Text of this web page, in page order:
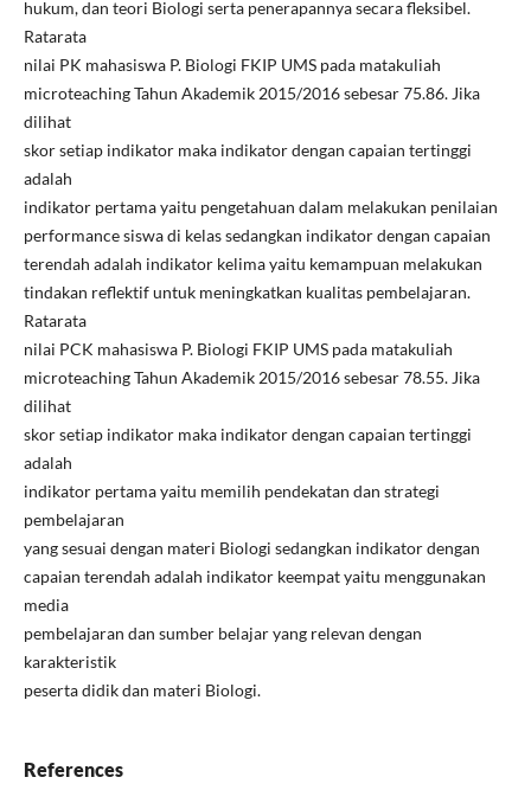
hukum, dan teori Biologi serta penerapannya secara fleksibel.
Ratarata
nilai PK mahasiswa P. Biologi FKIP UMS pada matakuliah
microteaching Tahun Akademik 2015/2016 sebesar 75.86. Jika
dilihat
skor setiap indikator maka indikator dengan capaian tertinggi
adalah
indikator pertama yaitu pengetahuan dalam melakukan penilaian
performance siswa di kelas sedangkan indikator dengan capaian
terendah adalah indikator kelima yaitu kemampuan melakukan
tindakan reflektif untuk meningkatkan kualitas pembelajaran.
Ratarata
nilai PCK mahasiswa P. Biologi FKIP UMS pada matakuliah
microteaching Tahun Akademik 2015/2016 sebesar 78.55. Jika
dilihat
skor setiap indikator maka indikator dengan capaian tertinggi
adalah
indikator pertama yaitu memilih pendekatan dan strategi
pembelajaran
yang sesuai dengan materi Biologi sedangkan indikator dengan
capaian terendah adalah indikator keempat yaitu menggunakan
media
pembelajaran dan sumber belajar yang relevan dengan
karakteristik
peserta didik dan materi Biologi.
References